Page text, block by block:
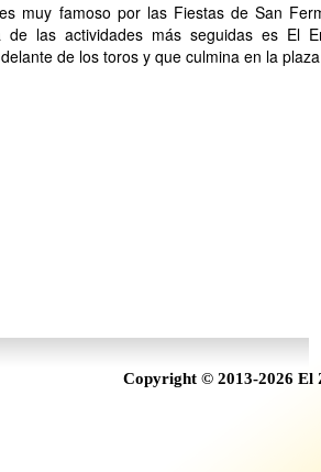
muy famoso por las Fiestas de San
de las actividades más seguidas es El
de los toros y que culmina en la
Copyright © 2013-2026 El